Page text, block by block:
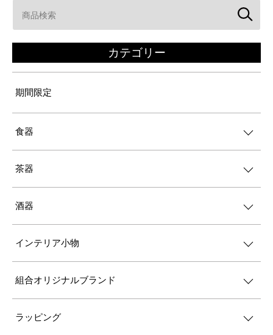
カテゴリー
期間限定
食器
茶器
酒器
インテリア小物
組合オリジナルブランド
ラッピング